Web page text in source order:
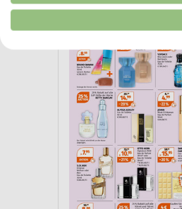
Erstellung von Profilen für
Erstellung von Profilen zur
Verwendung von Profilen zur
Messung der Werbeleistung
Messung der Performance von
Analyse von Zielgruppen durch